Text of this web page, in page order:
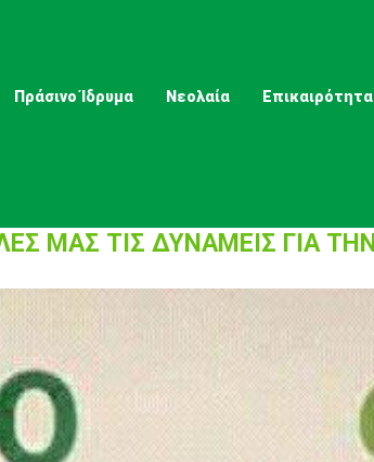
Πράσινο Ίδρυμα Νεολαία Επικαιρότητα
ΜΑΣ ΤΙΣ ΔΥΝΑΜΕΙΣ ΓΙΑ